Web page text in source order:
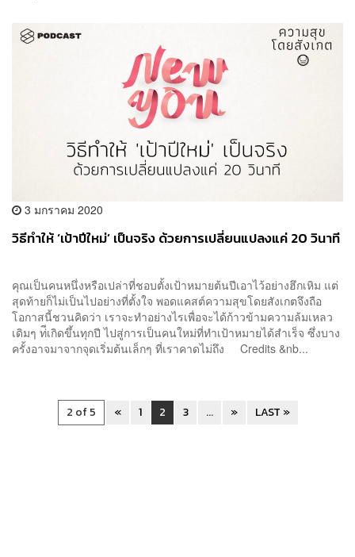
3 มกราคม 2020
วิธีทำให้ ‘เป้าปีใหม่’ เป็นจริง ด้วยการเปลี่ยนแปลงแค่ 20 วินาที
คุณเป็นคนหนึ่งหรือเปล่าที่ชอบตั้งเป้าหมายต้นปีเอาไว้อย่างฮึกเหิม แต่
สุดท้ายก็ไม่เป็นไปอย่างที่ตั้งใจ พอดแคสต์ความสุขโดยสังเกตจึงถือ
โอกาสนี้ชวนคิดว่า เราจะทำอย่างไรเพื่อจะได้ก้าวข้ามความล้มเหลว
เดิมๆ ท่ีเกิดขึ้นทุกปี ไปสู่การเป็นคนใหม่ที่ทำเป้าหมายได้สำเร็จ ซึ่งบาง
ครั้งอาจมาจากจุดเริ่มต้นเล็กๆ ที่เราคาดไม่ถึง Credits &nb...
2 of 5 « 1 2 3 ... » LAST »